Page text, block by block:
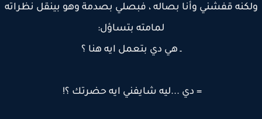
قفشني وأنا بصاله ، فبصلي بصدمة وهو بينقل نظراته
لمامته بتساؤل:
ـ هي دي بتعمل ايه هنا ؟
= دي ...ليه شايفني ايه حضرتك ؟!